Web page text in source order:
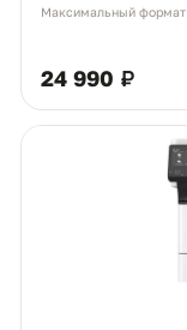
Максимальный формат
24 990 ₽